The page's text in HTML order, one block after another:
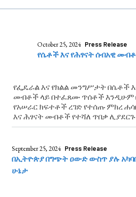
October 25, 2024 Press Release
የሴቶች እና የሕፃናት ሰብአዊ
የፌዴራል እና የክልል መንግሥታት በሴቶች
መብቶች ላይ በተፈጸሙ ጥሰቶች እንዲሁም
የአሠራር ክፍተቶች ረገድ የተሰጡ ምክረ
እና ሕፃናት መብቶች የተሻለ ጥበቃ ሊያደርጉ
September 25, 2024 Press Release
በኢትዮጵያ በግጭት ዐውድ ውስጥ ያሉ
ሁኔታ